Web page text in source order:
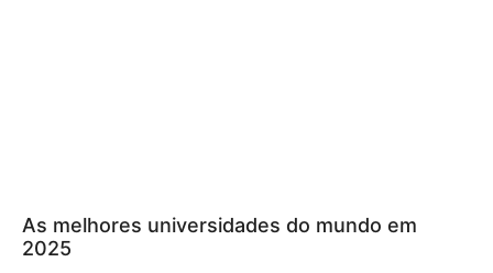
As melhores universidades do mundo em
2025